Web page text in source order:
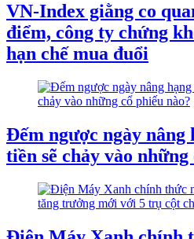
VN-Index giằng co
điểm, công ty chứng
hạn chế mua đuổi
Đếm ngược ngày nâng
tiền sẽ chảy vào những